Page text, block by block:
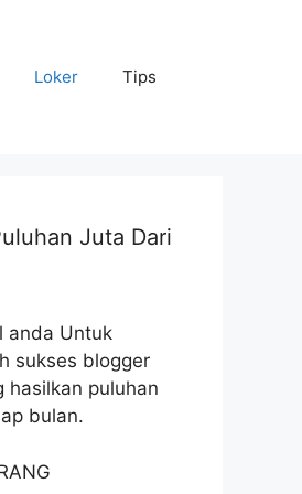
Loker Tips
Juta Dari
anda Untuk
sukses blogger
hasilkan puluhan
bulan.